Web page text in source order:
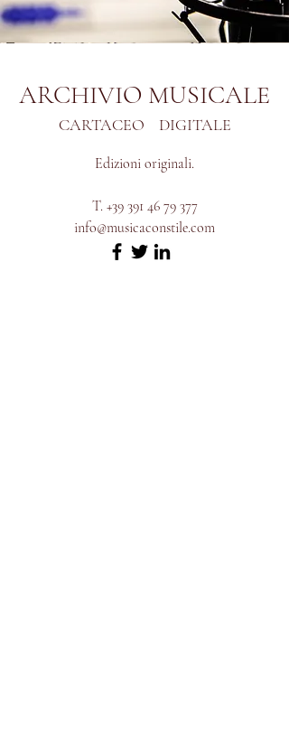
ARCHIVIO MUSICALE
CARTACEO DIGITALE
Edizioni originali.
T. +39 391 46 79 377
info@musicaconstile.com